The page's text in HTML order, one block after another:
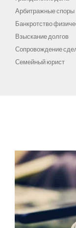
Арбитражные споры
Банкротство
Взыскание долгов
Сопровождение
Семейный юрист